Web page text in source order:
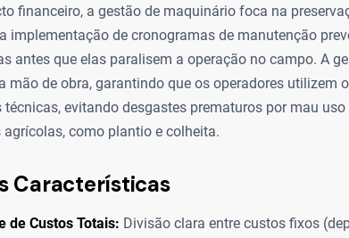
financeiro, a gestão de maquinário foca na
implementação de cronogramas de manutenção
antes que elas paralisem a operação no campo. A
mão de obra, garantindo que os operadores utilizem
técnicas, evitando desgastes prematuros por mau
agrícolas, como plantio e colheita.
Características
de Custos Totais: Divisão clara entre custos fixos